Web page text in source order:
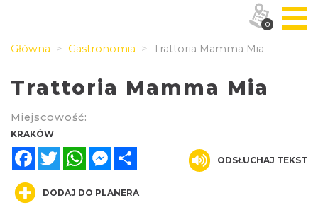
Główna Gastronomia Trattoria Mamma Mia
Trattoria Mamma Mia
Miejscowość:
KRAKÓW
FacebookTwitterWhatsAppMessenger
ODSŁUCHAJ TEKST
DODAJ DO PLANERA
0